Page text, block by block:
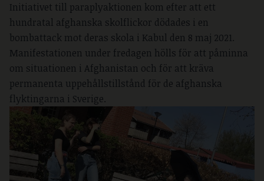
Initiativet till paraplyaktionen kom efter att ett
hundratal afghanska skolflickor dödades i en
bombattack mot deras skola i Kabul den 8 maj 2021.
Manifestationen under fredagen hölls för att påminna
om situationen i Afghanistan och för att kräva
permanenta uppehållstillstånd för de afghanska
flyktingarna i Sverige.